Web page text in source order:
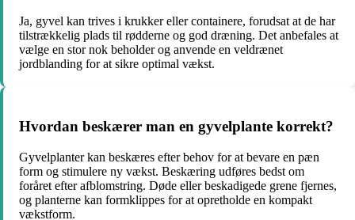
Ja, gyvel kan trives i krukker eller containere, forudsat at de har
tilstrækkelig plads til rødderne og god dræning. Det anbefales at
vælge en stor nok beholder og anvende en veldrænet
jordblanding for at sikre optimal vækst.
Hvordan beskærer man en gyvelplante korrekt?
Gyvelplanter kan beskæres efter behov for at bevare en pæn
form og stimulere ny vækst. Beskæring udføres bedst om
foråret efter afblomstring. Døde eller beskadigede grene fjernes,
og planterne kan formklippes for at opretholde en kompakt
vækstform.